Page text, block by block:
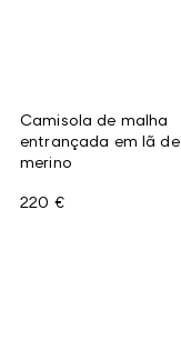
Camisola de malha
entrançada em lã de
merino
220 €